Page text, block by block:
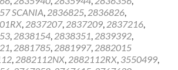
SCANIA, 2836825, 2836826,
, 2837207, 2837209, 2837216,
, 2838154, 2838351, 2839392,
, 2881785, 2881997, 2882015
, 2882112NX, 2882112RX, 3550499,